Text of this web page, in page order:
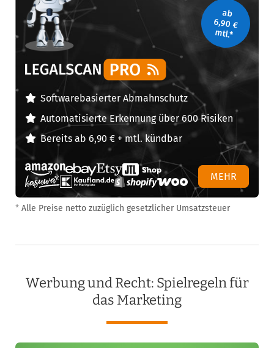
Legal Scan Pro
Softwarebasierter Abmahnschutz
Automatisierte Erkennung über 600 Risiken
Bereits ab 6,90 € + mtl. kündbar
ab
6,90 €
mtl.*
MEHR
* Alle Preise netto zuzüglich gesetzlicher Umsatzsteuer
Werbung und Recht: Spielregeln für
das Marketing